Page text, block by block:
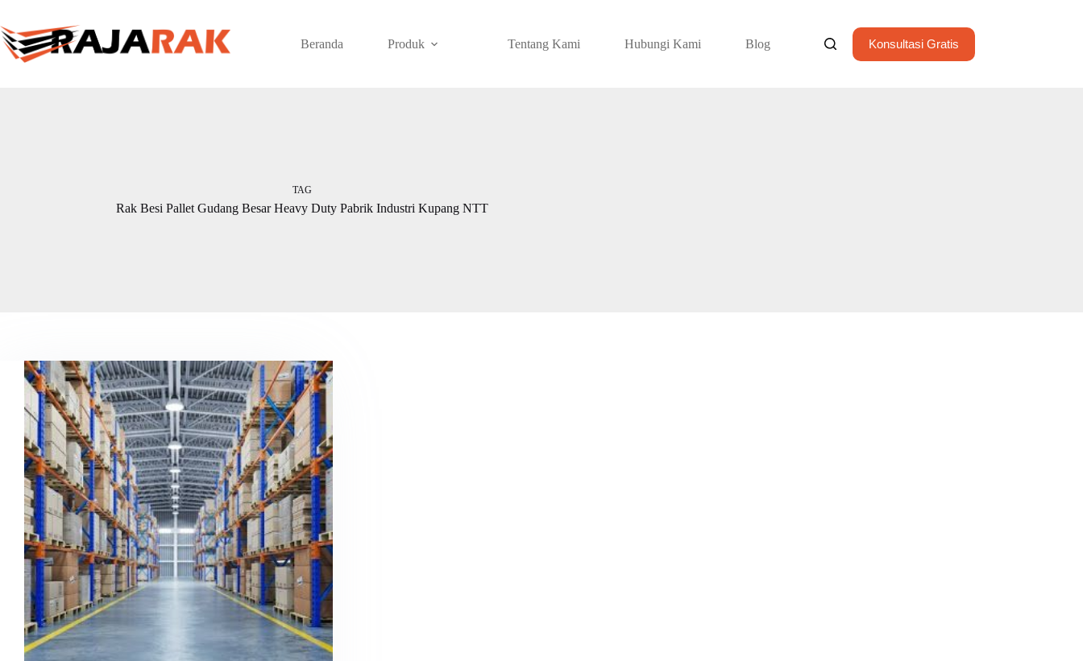
content
Beranda Produk Tentang Kami Hubungi Kami Blog Konsultasi Gratis
TAG
Rak Besi Pallet Gudang Besar Heavy Duty Pabrik Industri Kupang NTT